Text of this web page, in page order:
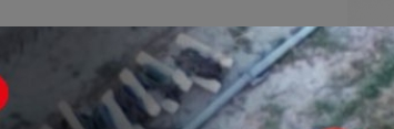
munito di un valido documento
protezione con la vaccinazione di